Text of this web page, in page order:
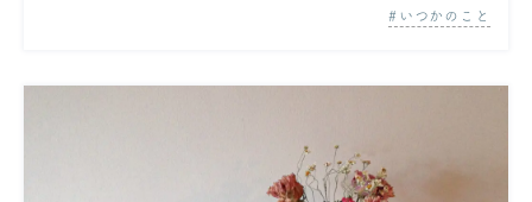
いつかのこと